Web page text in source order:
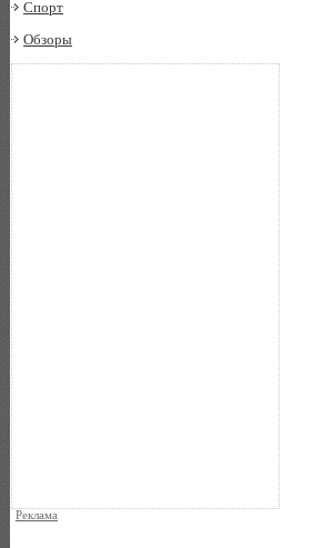
Спорт
Обзоры
Реклама